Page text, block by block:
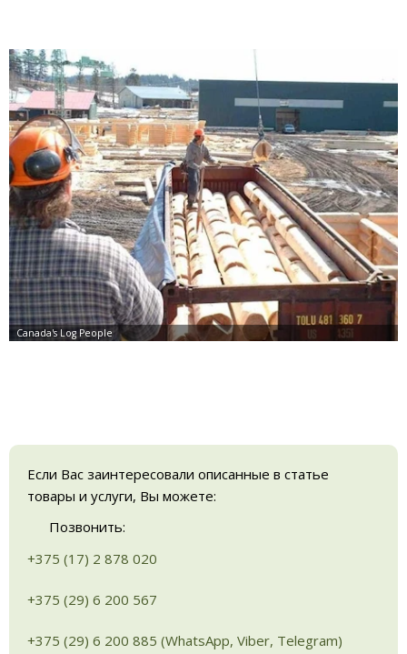
Если Вас заинтересовали описанные в статье
товары и услуги, Вы можете:
Позвонить:
+375 (17) 2 878 020
+375 (29) 6 200 567
+375 (29) 6 200 885 (WhatsApp, Viber, Telegram)